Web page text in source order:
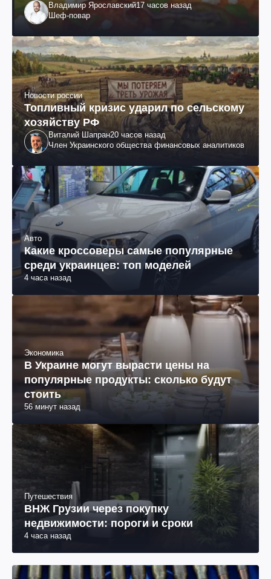
Владимир Ярославский17 часов назад
Шеф-повар
Новости россии
Топливный кризис ударил по сельскому
хозяйству РФ
Виталий Шапран20 часов назад
Член Украинского общества финансовых аналитиков
Авто
Какие кроссоверы самые популярные
среди украинцев: топ моделей
4 часа назад
Экономика
В Украине могут вырасти цены на
популярные продукты: сколько будут
стоить
56 минут назад
Путешествия
ВНЖ Грузии через покупку
недвижимости: пороги и сроки
4 часа назад